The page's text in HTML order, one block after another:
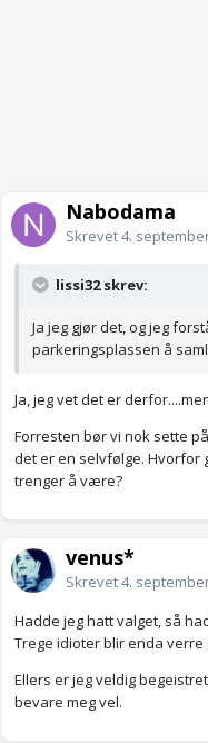
Nabodama
Skrevet4.
lissi32 skrev:
Ja jeg gjør det, og jeg
parkeringsplassen å
Ja, jeg vet det er
Forresten bør vi nok sette
det er en selvfølge. Hvorfor
trenger å være?
venus*
Skrevet4.
Hadde jeg hatt valget, så
Trege idioter blir enda
Ellers er jeg veldig
bevare meg vel.